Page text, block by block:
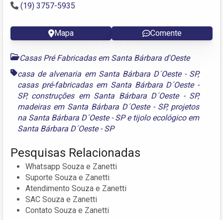
(19) 3757-5935
Mapa Comente
Casas Pré Fabricadas em Santa Bárbara d'Oeste
casa de alvenaria em Santa Bárbara D´Oeste - SP,
casas pré-fabricadas em Santa Bárbara D´Oeste -
SP, construções em Santa Bárbara D´Oeste - SP,
madeiras em Santa Bárbara D´Oeste - SP, projetos
na Santa Bárbara D´Oeste - SPe tijolo ecológico em
Santa Bárbara D´Oeste - SP
Pesquisas Relacionadas
Whatsapp Souza e Zanetti
Suporte Souza e Zanetti
Atendimento Souza e Zanetti
SAC Souza e Zanetti
Contato Souza e Zanetti